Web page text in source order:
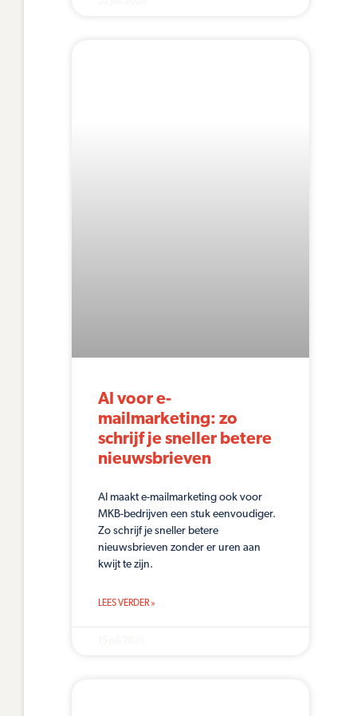
AI voor e-
mailmarketing: zo
schrijf je sneller betere
nieuwsbrieven
AI maakt e-mailmarketing ook voor
MKB-bedrijven een stuk eenvoudiger.
Zo schrijf je sneller betere
nieuwsbrieven zonder er uren aan
kwijt te zijn.
LEES VERDER »